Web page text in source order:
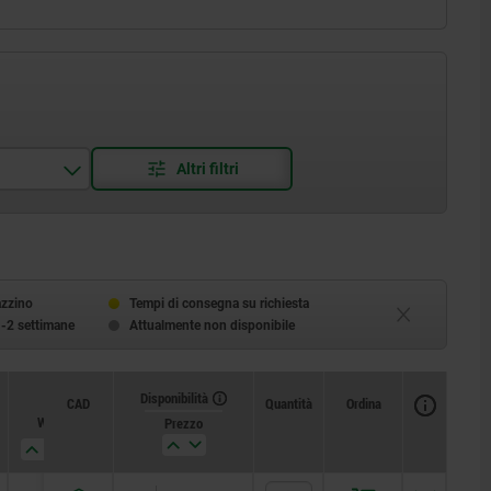
Tempi di consegna su richiesta
2 settimane
Attualmente non disponibile
W
CAD
Disponibilità
Prezzo
Quantità Ordina